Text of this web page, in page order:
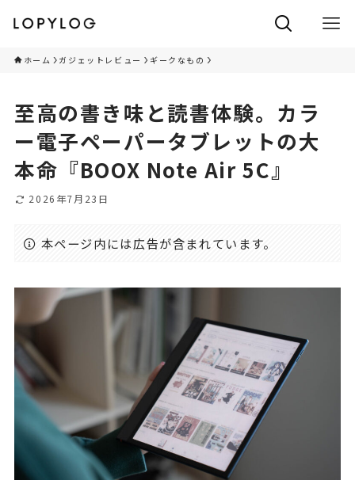
ホーム ガジェットレビュー ギークなもの
至高の書き味と読書体験。カラ
ー電子ペーパータブレットの大
本命『BOOX Note Air 5C』
2026年7月23日
本ページ内には広告が含まれています。